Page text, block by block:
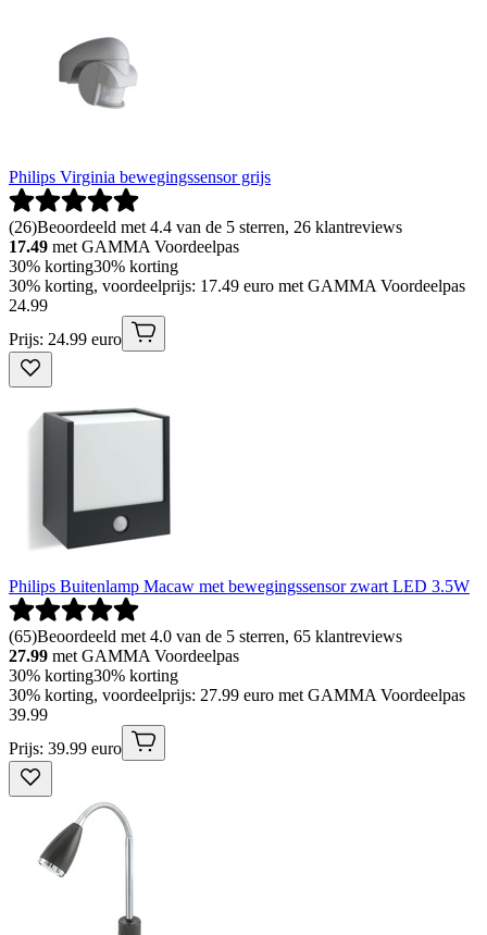
Philips Virginia bewegingssensor grijs
(26)Beoordeeld met 4.4 van de 5 sterren, 26 klantreviews
17.49 met GAMMA Voordeelpas
30% korting30% korting
30% korting, voordeelprijs: 17.49 euro met GAMMA Voordeelpas
24.99
Prijs: 24.99 euro
Philips Buitenlamp Macaw met bewegingssensor zwart LED 3.5W
(65)Beoordeeld met 4.0 van de 5 sterren, 65 klantreviews
27.99 met GAMMA Voordeelpas
30% korting30% korting
30% korting, voordeelprijs: 27.99 euro met GAMMA Voordeelpas
39.99
Prijs: 39.99 euro